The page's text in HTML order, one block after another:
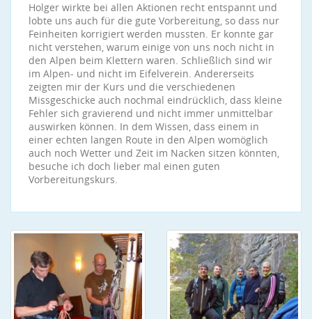
Holger wirkte bei allen Aktionen recht entspannt und
lobte uns auch für die gute Vorbereitung, so dass nur
Feinheiten korrigiert werden mussten. Er konnte gar
nicht verstehen, warum einige von uns noch nicht in
den Alpen beim Klettern waren. Schließlich sind wir
im Alpen- und nicht im Eifelverein. Andererseits
zeigten mir der Kurs und die verschiedenen
Missgeschicke auch nochmal eindrücklich, dass kleine
Fehler sich gravierend und nicht immer unmittelbar
auswirken können. In dem Wissen, dass einem in
einer echten langen Route in den Alpen womöglich
auch noch Wetter und Zeit im Nacken sitzen könnten,
besuche ich doch lieber mal einen guten
Vorbereitungskurs.